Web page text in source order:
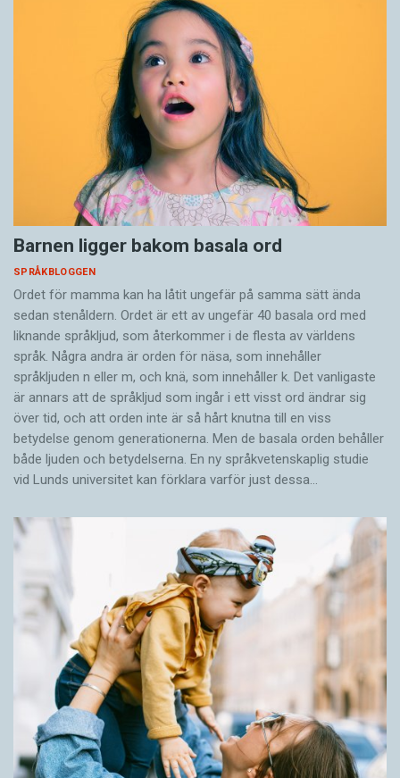
Barnen ligger bakom basala ord
SPRÅKBLOGGEN
Ordet för mamma kan ha låtit ungefär på samma sätt ända
sedan stenåldern. Ordet är ett av ungefär 40 basala ord med
liknande språkljud, som återkommer i de flesta av världens
språk. Några andra är orden för näsa, som innehåller
språkljuden n eller m, och knä, som innehåller k. Det vanligaste
är annars att de språkljud som ingår i ett visst ord ändrar sig
över tid, och att orden inte är så hårt knutna till en viss
betydelse genom generationerna. Men de basala orden behåller
både ljuden och betydelserna. En ny språkvetenskaplig studie
vid Lunds universitet kan förklara varför just dessa…